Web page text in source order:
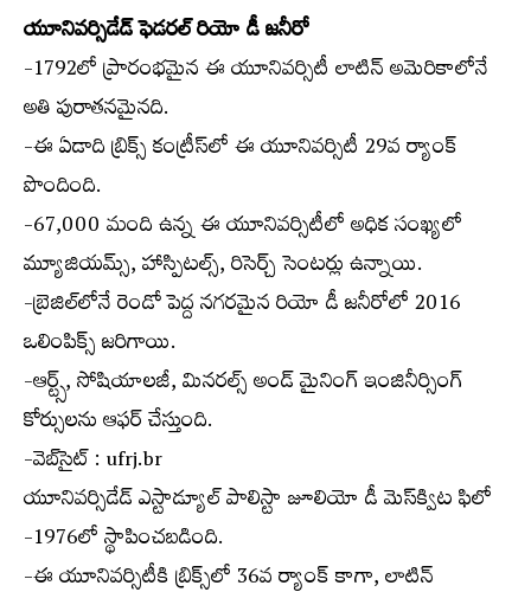
యూనివర్సిడేడ్ ఫెడరల్ రియో డీ జనీరో
-1792లో ప్రారంభమైన ఈ యూనివర్సిటీ లాటిన్ అమెరికాలోనే
అతి పురాతనమైనది.
-ఈ ఏడాది బ్రిక్స్ కంట్రీస్‌లో ఈ యూనివర్సిటీ 29వ ర్యాంక్
పొందింది.
-67,000 మంది ఉన్న ఈ యూనివర్సిటీలో అధిక సంఖ్యలో
మ్యూజియమ్స్, హాస్పిటల్స్, రిసెర్చ్ సెంటర్లు ఉన్నాయి.
-బ్రెజిల్‌లోనే రెండో పెద్ద నగరమైన రియో డీ జనీరోలో 2016
ఒలింపిక్స్ జరిగాయి.
-ఆర్ట్స్, సోషియాలజీ, మినరల్స్ అండ్ మైనింగ్ ఇంజినీర్సింగ్
కోర్సులను ఆఫర్ చేస్తుంది.
-వెబ్‌సైట్ : ufrj.br
యూనివర్సిడేడ్ ఎస్టాడ్యూల్ పాలిస్టా జూలియో డీ మెస్‌క్విట ఫిలో
-1976లో స్థాపించబడింది.
-ఈ యూనివర్సిటీకి బ్రిక్స్‌లో 36వ ర్యాంక్ కాగా, లాటిన్